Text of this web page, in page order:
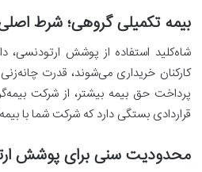
بیمه تکمیلی گروهی؛ شرط
شاه‌کلید استفاده از پوشش
کارکنان خریداری می‌شوند، قدرت
پرداخت حق بیمه بیشتر، از شرکت
قراردادی بستگی دارد که شرکت شما با
محدودیت سنی برای پوشش